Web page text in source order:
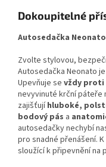
Dokoupitelné
Autosedačka Neonato
Zvolte stylovou,
Autosedačka Neonato
Upevňuje se vždy proti
nevyvinuté krční páteře
zajišťujíhluboké,
bodový pás a
autosedačky nechybí
pro snadné přenášení.
sloužící k připevnění na